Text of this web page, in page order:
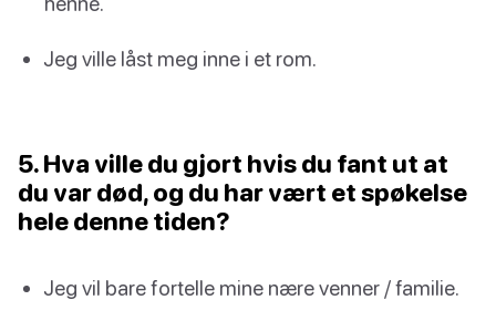
Jeg ville låst meg inne i et rom.
5. Hva ville du gjort hvis du fant ut at
du var død, og du har vært et spøkelse
hele denne tiden?
Jeg vil bare fortelle mine nære venner / familie.